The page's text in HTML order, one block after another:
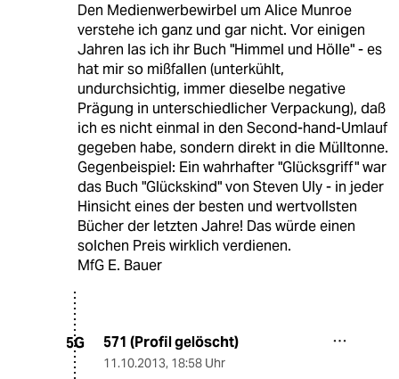
Den Medienwerbewirbel um Alice Munroe
verstehe ich ganz und gar nicht. Vor einigen
Jahren las ich ihr Buch "Himmel und Hölle" - es
hat mir so mißfallen (unterkühlt,
undurchsichtig, immer dieselbe negative
Prägung in unterschiedlicher Verpackung), daß
ich es nicht einmal in den Second-hand-Umlauf
gegeben habe, sondern direkt in die Mülltonne.
Gegenbeispiel: Ein wahrhafter "Glücksgriff" war
das Buch "Glückskind" von Steven Uly - in jeder
Hinsicht eines der besten und wertvollsten
Bücher der letzten Jahre! Das würde einen
solchen Preis wirklich verdienen.
MfG E. Bauer
5G 571 (Profil gelöscht)
11.10.2013, 18:58 Uhr